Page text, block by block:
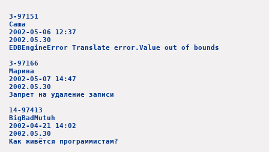
3-97151
Саша
2002-05-06 12:37
2002.05.30
EDBEngineError Translate error.Value out of bounds
3-97166
Марина
2002-05-07 14:47
2002.05.30
Запрет на удаление записи
14-97413
BigBadMutuh
2002-04-21 14:02
2002.05.30
Как живётся программистам?